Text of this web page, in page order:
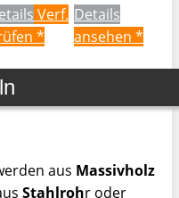
Verf.
*
Details
ansehen *
aus Massivholz
Stahlrohr oder